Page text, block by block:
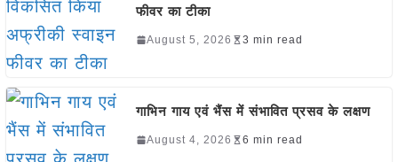
फीवर का टीका
August 5, 2026 3 min read
गाभिन गाय एवं भैंस में संभावित प्रसव के लक्षण
August 4, 2026 6 min read